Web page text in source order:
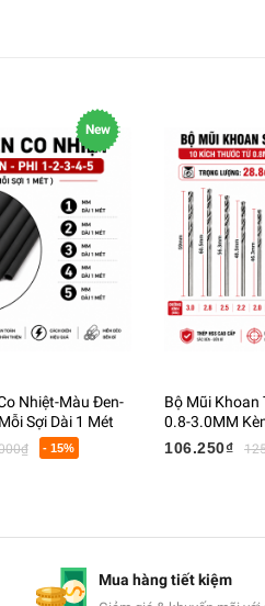
New
Nhiệt-Màu Đen-
Sợi Dài 1 Mét
- 15%
Bộ Mũi Khoan
0.8-3.0MM
Cầm Tay
106.250₫
Mua hàng tiết kiệm